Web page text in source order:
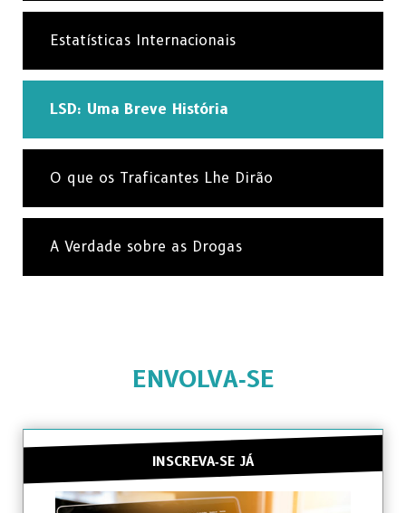
Estatísticas Internacionais
LSD: Uma Breve História
O que os Traficantes Lhe Dirão
A Verdade sobre as Drogas
ENVOLVA‑SE
INSCREVA‑SE JÁ